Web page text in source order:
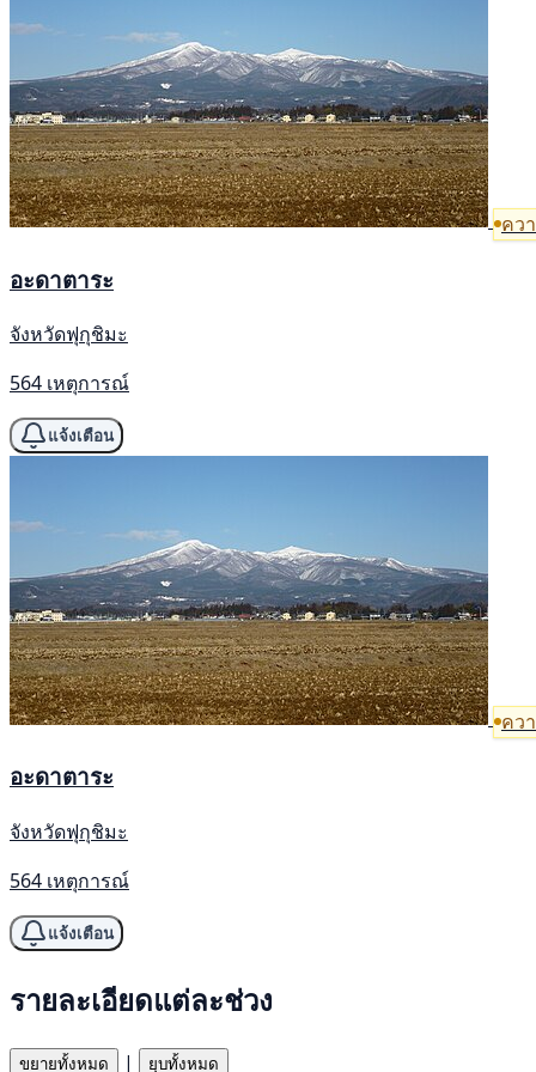
คว
อะดาตาระ
จังหวัดฟุกุชิมะ
564 เหตุการณ์
แจ้งเตือน
คว
อะดาตาระ
จังหวัดฟุกุชิมะ
564 เหตุการณ์
แจ้งเตือน
รายละเอียดแต่ละช่วง
ขยายทั้งหมด | ยุบทั้งหมด